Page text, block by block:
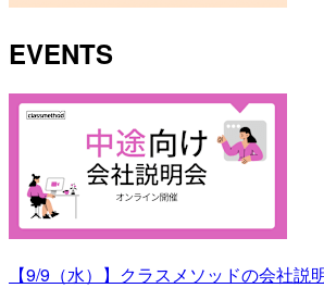
EVENTS
【9/9（水）】クラスメソッドの会社説